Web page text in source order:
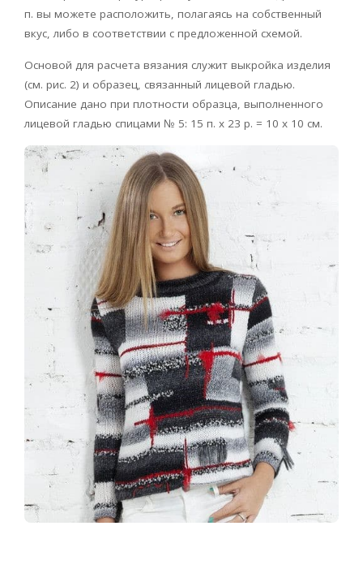
п. вы можете расположить, полагаясь на собственный
вкус, либо в соответствии с предложенной схемой.
Основой для расчета вязания служит выкройка изделия
(см. рис. 2) и образец, связанный лицевой гладью.
Описание дано при плотности образца, выполненного
лицевой гладью спицами № 5: 15 п. x 23 р. = 10 x 10 см.